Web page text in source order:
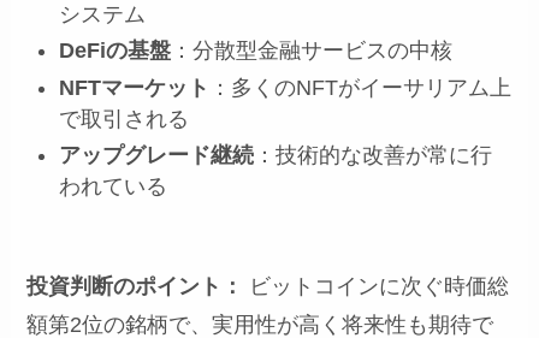
システム
DeFiの基盤 ：分散型金融サービスの中核
NFTマーケット ：多くのNFTがイーサリアム上
で取引される
アップグレード継続 ：技術的な改善が常に行
われている
投資判断のポイント：
ビットコインに次ぐ時価総
額第2位の銘柄で、実用性が高く将来性も期待で